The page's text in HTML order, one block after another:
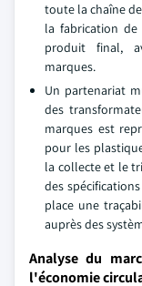
toute la chaîne
la fabrication
produit final,
marques.
Un partenariat
des
marques est
pour les
la collecte et le
des
place une
auprès des
Analyse du
l'économie